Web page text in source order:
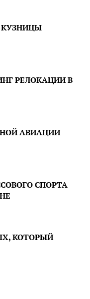
КУЗНИЦЫ
РЕЛОКАЦИИ В
АВИАЦИИ
СПОРТА
КОТОРЫЙ